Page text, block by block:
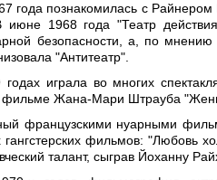
года познакомилась с
июне 1968 года "Театр
безопасности, а, по
"Антитеатр".
играла во многих
фильме Жана-Мари Штрауба
французскими нуарными
гангстерских фильмов: "Любовь
талант, сыграв Йоханну